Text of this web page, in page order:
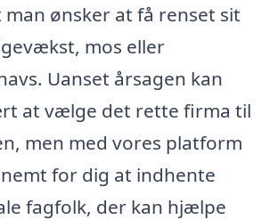
ønsker at få renset sit
mos eller
Uanset årsagen kan
at vælge det rette firma til
men med vores platform
for dig at indhente
fagfolk, der kan hjælpe